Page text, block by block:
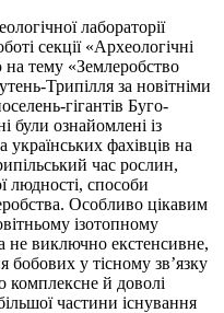
лабораторії
секції «Археологічні
на тему «Землеробство
Трипілля за новітніми
гігантів Буго-
були ознайомлені із
фахівців на
час рослин,
людності, способи
Особливо цікавим
ізотопному
не виключно екстенсивне,
у тісному зв’язку
комплексне й доволі
частини існування